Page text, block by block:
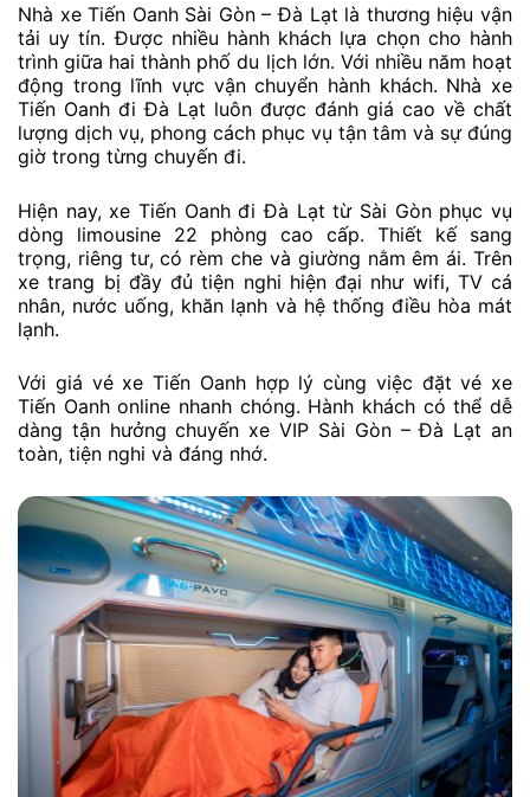
Nhà xe Tiến Oanh Sài Gòn – Đà Lạt là thương hiệu vận
tải uy tín. Được nhiều hành khách lựa chọn cho hành
trình giữa hai thành phố du lịch lớn. Với nhiều năm hoạt
động trong lĩnh vực vận chuyển hành khách. Nhà xe
Tiến Oanh đi Đà Lạt luôn được đánh giá cao về chất
lượng dịch vụ, phong cách phục vụ tận tâm và sự đúng
giờ trong từng chuyến đi.
Hiện nay, xe Tiến Oanh đi Đà Lạt từ Sài Gòn phục vụ
dòng limousine 22 phòng cao cấp. Thiết kế sang
trọng, riêng tư, có rèm che và giường nằm êm ái. Trên
xe trang bị đầy đủ tiện nghi hiện đại như wifi, TV cá
nhân, nước uống, khăn lạnh và hệ thống điều hòa mát
lạnh.
Với giá vé xe Tiến Oanh hợp lý cùng việc đặt vé xe
Tiến Oanh online nhanh chóng. Hành khách có thể dễ
dàng tận hưởng chuyến xe VIP Sài Gòn – Đà Lạt an
toàn, tiện nghi và đáng nhớ.